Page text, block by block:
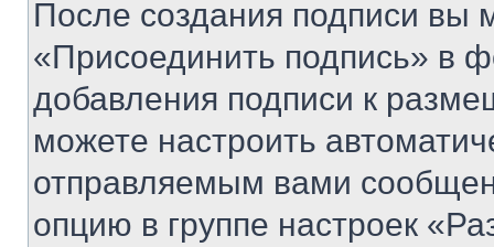
После создания подписи вы
«Присоединить подпись» в
добавления подписи к
можете настроить
отправляемым вами
опцию в группе настроек